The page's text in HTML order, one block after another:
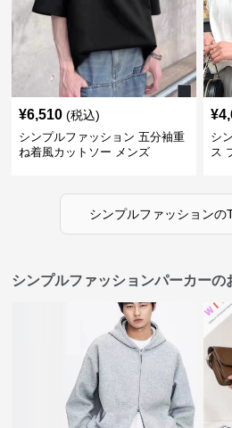
¥6,510 (税込)
シンプルファッション 五分袖重
ね着風カットソー メンズ
¥
シ
ス
シンプルファッションの
シンプルファッションパーカーの